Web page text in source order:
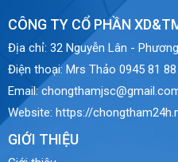
CÔNG TY CỔ PHẦN
Địa chỉ: 32 Nguyễn Lân -
Điện thoại: Mrs Thảo 0945 81
Email:
Website: https://
GIỚI THIỆU